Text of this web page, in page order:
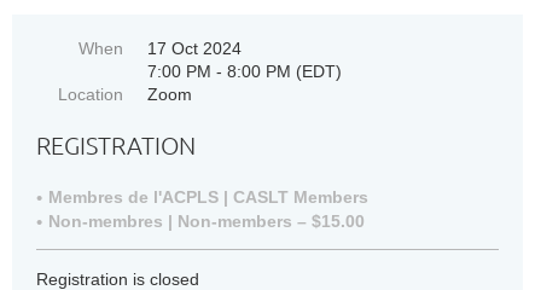
When
17 Oct 2024
7:00 PM - 8:00 PM (EDT)
Location
Zoom
REGISTRATION
Membres de l'ACPLS | CASLT Members
Non-membres | Non-members – $15.00
Registration is closed